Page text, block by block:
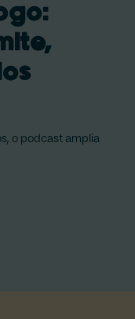
o podcast amplia